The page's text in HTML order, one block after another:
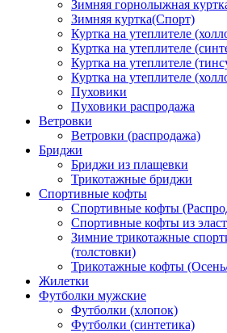
Зимняя горнолыжная
Зимняя куртка(Спорт)
Куртка на утеплителе
Куртка на утеплителе
Куртка на утеплителе
Куртка на утеплителе
Пуховики
Пуховики распродажа
Ветровки
Ветровки (распродажа)
Бриджи
Бриджи из плащевки
Трикотажные бриджи
Спортивные кофты
Спортивные кофты
Спортивные кофты из
Зимние трикотажные
(толстовки)
Трикотажные кофты
Жилетки
Футболки мужские
Футболки (хлопок)
Футболки (синтетика)